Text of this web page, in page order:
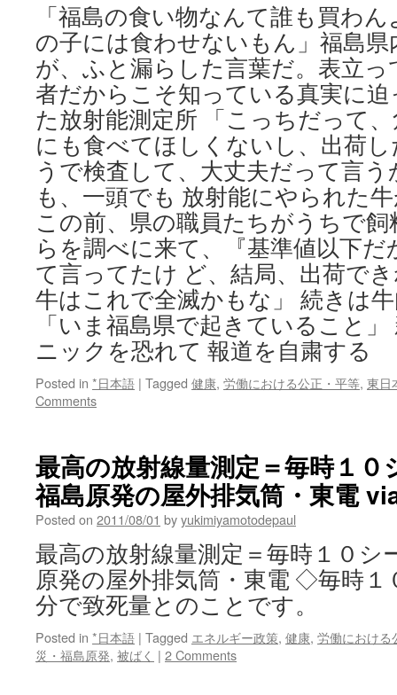
「福島の食い物なんて誰も買わ
の子には食わせないもん」福島
が、ふと漏らした言葉だ。表立
者だからこそ知っている真実に
た放射能測定所 「こっちだって
にも食べてほしくないし、出荷
うで検査して、大丈夫だって言
も、一頭でも 放射能にやられた
この前、県の職員たちがうちで
らを調べに来て、『基準値以下
て言ってたけ ど、結局、出荷で
牛はこれで全滅かもな」 続きは
「いま福島県で起きていること
ニックを恐れて 報道を自粛する
Posted in *日本語 | Tagged 健康, 労働における公正・平等, 東日
Comments
最高の放射線量測定＝毎時１
福島原発の屋外排気筒・東電
Posted on 2011/08/01 byyukimiyamotodepaul
最高の放射線量測定＝毎時１０シ
原発の屋外排気筒・東電 ◇毎時
分で致死量とのことです。
Posted in *日本語 | Tagged エネルギー政策, 健康, 労働における
災・福島原発, 被ばく | 2 Comments